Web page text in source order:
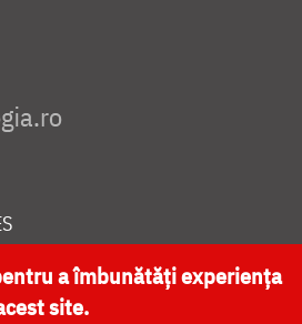
CATEDRALA NAȚIONALĂ
a îmbunătăți experiența
site.